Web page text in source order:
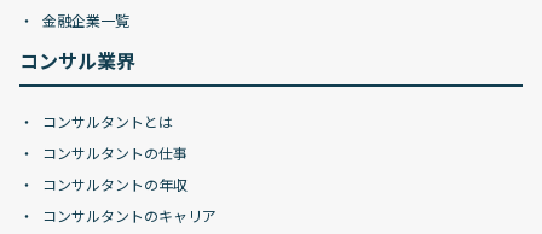
金融企業一覧
コンサル業界
コンサルタントとは
コンサルタントの仕事
コンサルタントの年収
コンサルタントのキャリア